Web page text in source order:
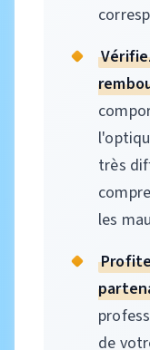
très
les
de